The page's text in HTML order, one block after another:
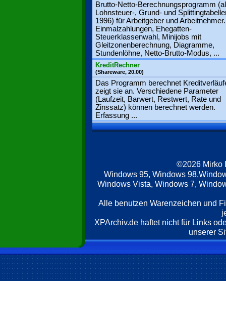
Brutto-Netto-Berechnungsprogramm
Lohnsteuer-, Grund- und
1996) für Arbeitgeber und Arbeitnehmer.
Einmalzahlungen, Ehegatten-
Steuerklassenwahl, Minijobs mit
Gleitzonenberechnung, Diagramme,
Stundenlöhne, Netto-Brutto-Modus, ...
KreditRechner
(Shareware, 20.00)
Das Programm berechnet
zeigt sie an. Verschiedene Parameter
(Laufzeit, Barwert, Restwert, Rate und
Zinssatz) können berechnet werden.
Erfassung ...
©2026 Mirko
Windows 95, Windows
Windows Vista, Windows 7,
Alle benutzen Warenzeichen und
XPArchiv.de haftet nicht für Links
unserer